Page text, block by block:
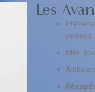
Les
veineux
Mini-